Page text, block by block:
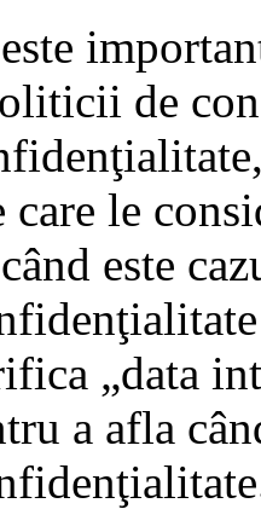
este
de
care le
este
„data
a afla